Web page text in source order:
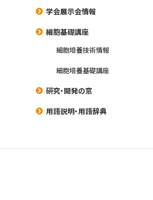
学会展示会情報
細胞基礎講座
細胞培養技術情報
細胞培養基礎講座
研究・開発の窓
用語説明・用語辞典